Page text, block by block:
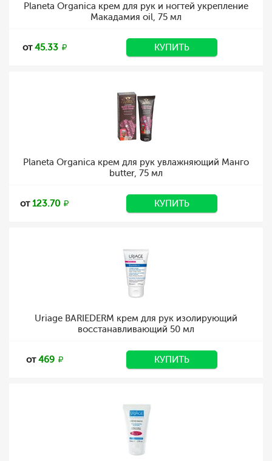
Planeta Organica крем для рук и ногтей укрепление
Макадамия oil, 75 мл
от45.33 КУПИТЬ
Planeta Organica крем для рук увлажняющий Манго
butter, 75 мл
от123.70 КУПИТЬ
Uriage BARIEDERM крем для рук изолирующий
восстанавливающий 50 мл
от469 КУПИТЬ